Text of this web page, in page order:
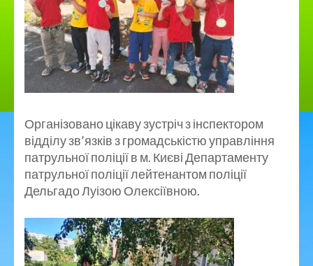
Організовано цікаву зустріч з інспектором
відділу зв’язків з громадськістю управління
патрульної поліції в м. Києві Департаменту
патрульної поліції лейтенантом поліції
Дельгадо Луізою Олексіївною.